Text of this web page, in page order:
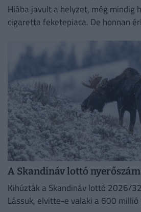
Hiába javult a helyzet, még mindig
cigaretta feketepiaca. De honnan
A Skandináv lottó
Kihúzták a Skandináv lottó 2026/
Lássuk, elvitte-e valaki a 600